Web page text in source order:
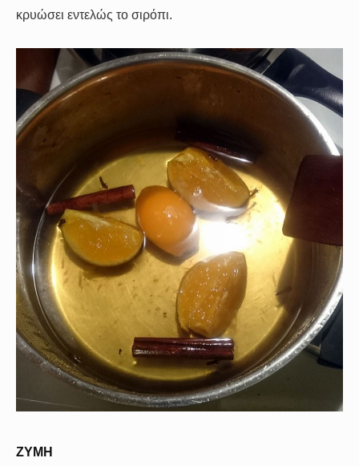
κρυώσει εντελώς το σιρόπι.
ΖΥΜΗ